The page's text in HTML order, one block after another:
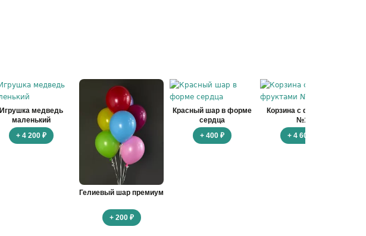
Игрушка медведь
маленький
+ 4 200 ₽
Гелиевый шар премиум
+ 200 ₽
Красный шар в форме
сердца
+ 400 ₽
Корзина с фруктами
№1
+ 4 600 ₽